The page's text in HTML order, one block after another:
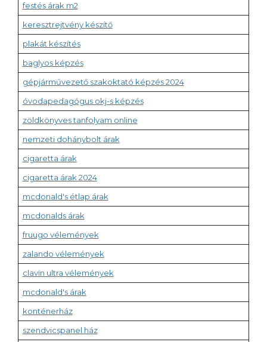
festés árak m2
keresztrejtvény készítő
plakát készítés
baglyos képzés
gépjárművezető szakoktató képzés 2024
óvodapedagógus okj-s képzés
zöldkönyves tanfolyam online
nemzeti dohánybolt árak
cigaretta árak
cigaretta árak 2024
mcdonald's étlap árak
mcdonalds árak
fruugo vélemények
zalando vélemények
clavin ultra vélemények
mcdonald's árak
konténerház
szendvicspanel ház